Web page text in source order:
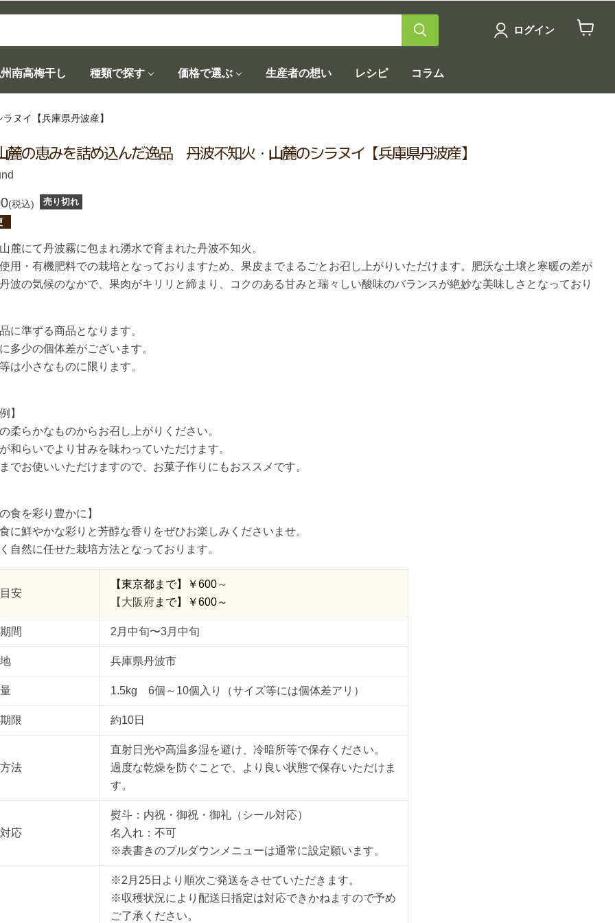
ログイン
南高梅干し 種類で探す 価格で選ぶ 生産者の想い レシピ コラム
ヌイ【兵庫県丹波産】
麓の恵みを詰め込んだ逸品 丹波不知火・山麓のシラヌイ【兵庫県丹波産】
(税込) 売り切れ
麓にて丹波霧に包まれ湧水で育まれた丹波不知火。
用・有機肥料での栽培となっておりますため、果皮までまるごとお召し上がりいただけます。肥沃な土壌と寒暖の差が
波の気候のなかで、果肉がキリリと締まり、コクのある甘みと瑞々しい酸味のバランスが絶妙な美味しさとなっており
に準ずる商品となります。
多少の個体差がございます。
は小さなものに限ります。
】
柔らかなものからお召し上がりください。
らいでより甘みを味わっていただけます。
でお使いいただけますので、お菓子作りにもおススメです。
食を彩り豊かに】
に鮮やかな彩りと芳醇な香りをぜひお楽しみくださいませ。
自然に任せた栽培方法となっております。
安
【東京都まで】￥600～
【大阪府まで】￥600～
間 2月中旬〜3月中旬
兵庫県丹波市
1.5kg 6個～10個入り（サイズ等には個体差アリ）
限 約10日
法
直射日光や高温多湿を避け、冷暗所等で保存ください。
過度な乾燥を防ぐことで、より良い状態で保存いただけま
す。
応
熨斗：内祝・御祝・御礼（シール対応）
名入れ：不可
※表書きのプルダウンメニューは通常に設定願います。
※2月25日より順次ご発送をさせていただきます。
※収穫状況により配送日指定は対応できかねますので予め
ご了承ください。